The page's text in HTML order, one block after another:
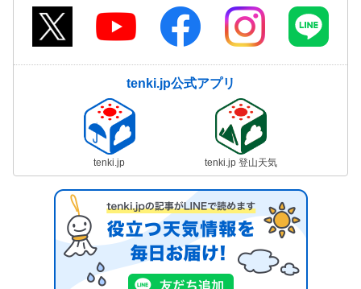
tenki.jp公式アプリ
tenki.jp tenki.jp 登山天気